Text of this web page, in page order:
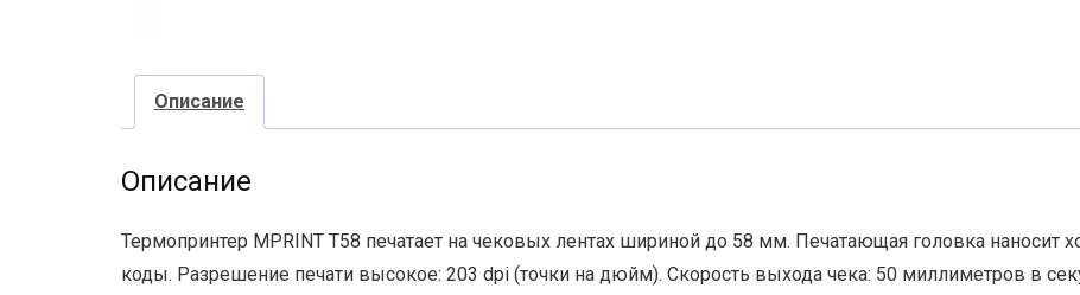
Описание
Описание
Термопринтер MPRINT T58 печатает на чековых лентах шириной до 58 мм. Печатающая головка наносит
коды. Разрешение печати высокое: 203 dpi (точки на дюйм). Скорость выхода чека: 50 миллиметров в